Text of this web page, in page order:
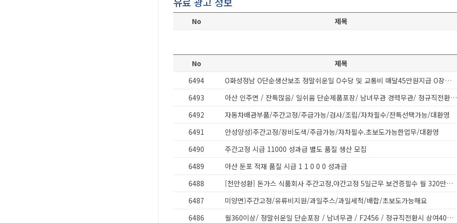
No 제목
No 제목
6494
O화성정남 O단순생산보조 정말쉬운일 O수당 및 교통비 매달45만원지급 O장기근무자 모집
6493
아산 인주면 / 잔특많음/ 일쉬움 단순제품포장/ 남녀무관 경력무관/ 정규직전환가능
6492
자동차배관부품/주간고정/주급가능/검사/조립/자차필수/잔특선택가능/대환영
6491
안성양성)주간고정/장비도색/주급가능/자차필수.초보도가능한업무/대환영
6490
주간고정 시급 11000 성과급 별도 품질 생산 모집
6489
아산 둔포 적재 품질 시급 1 1 0 0 0 성과급
6488
[천안성환] 돈가스 식품회사 주간고정,야간고정 5일근무 보건증필수 월 320만원이상
6487
미양면)주간고정/유류비지원/과일주스/과일세척/배합/초보도가능해요
6486
월360이상/ 정말쉬운일 단순포장 / 남녀무관 / F2456 / 정규직전환시 상여400프로